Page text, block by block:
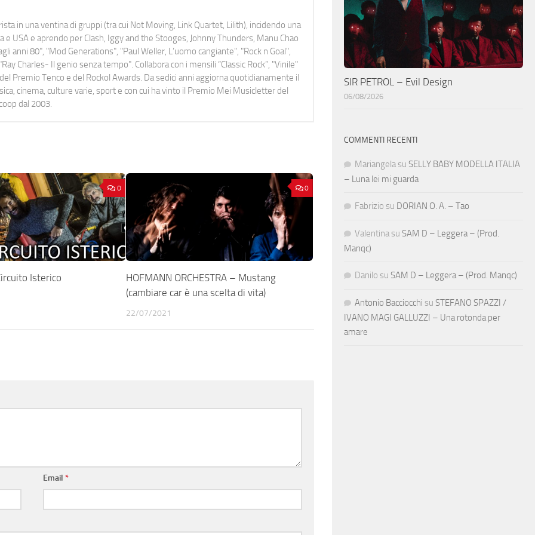
in una ventina di gruppi (tra cui Not Moving, Link Quartet, Lilith), incidendo una
USA e aprendo per Clash, Iggy and the Stooges, Johnny Thunders, Manu Chao
anni 80", "Mod Generations", "Paul Weller, L’uomo cangiante", "Rock n Goal",
Charles- Il genio senza tempo". Collabora con i mensili “Classic Rock”, "Vinile"
Premio Tenco e del Rockol Awards. Da sedici anni aggiorna quotidianamente il
cinema, culture varie, sport e con cui ha vinto il Premio Mei Musicletter del
dal 2003.
0
Isterico
0
HOFMANN ORCHESTRA – Mustang
(cambiare car è una scelta di vita)
22/07/2021
Email*
SIR PETROL – Evil Design
06/08/2026
COMMENTI RECENTI
Mariangela su SELLY BABY MODELLA ITALIA
– Luna lei mi guarda
Fabrizio su DORIAN O. A. – Tao
Valentina su SAM D – Leggera – (Prod.
Manqc)
Danilo su SAM D – Leggera – (Prod. Manqc)
Antonio Bacciocchi su STEFANO SPAZZI /
IVANO MAGI GALLUZZI – Una rotonda per
amare